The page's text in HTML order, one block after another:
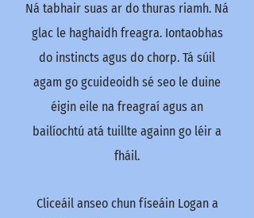
Ná tabhair suas ar do thuras riamh. Ná
glac le haghaidh freagra. Iontaobhas
do instincts agus do chorp. Tá súil
agam go gcuideoidh sé seo le duine
éigin eile na freagraí agus an
bailíochtú atá tuillte againn go léir a
fháil.
Cliceáil anseo chun físeáin Logan a